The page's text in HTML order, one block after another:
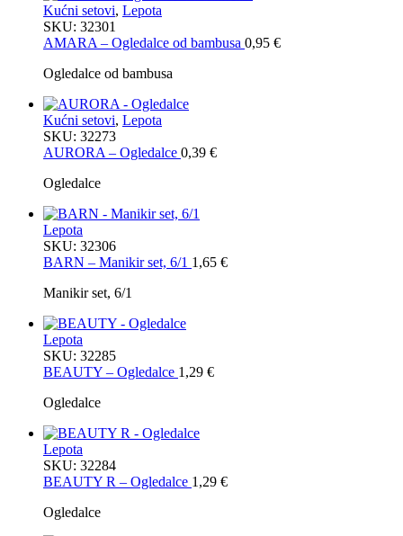
Kućni setovi, Lepota
SKU: 32301
AMARA – Ogledalce od bambusa 0,95 €
Ogledalce od bambusa
Kućni setovi, Lepota
SKU: 32273
AURORA – Ogledalce 0,39 €
Ogledalce
Lepota
SKU: 32306
BARN – Manikir set, 6/1 1,65 €
Manikir set, 6/1
Lepota
SKU: 32285
BEAUTY – Ogledalce 1,29 €
Ogledalce
Lepota
SKU: 32284
BEAUTY R – Ogledalce 1,29 €
Ogledalce